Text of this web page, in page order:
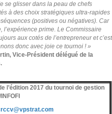
se glisser dans la peau de chefs
à des choix stratégiques ultra-rapides
(positives ou négatives). Car
l’expérience prime. Le Commissaire
aux cotés de l’entrepreneur et c’est
donc avec joie ce tournoi ! »
Vice-Président délégué de la
l’édition 2017 du tournoi de gestion